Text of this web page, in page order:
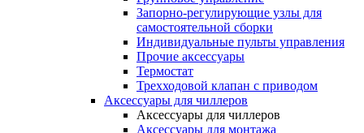
Запорно-регулирующие узлы для
самостоятельной сборки
Индивидуальные пульты управления
Прочие аксессуары
Термостат
Трехходовой клапан с приводом
Аксессуары для чиллеров
Аксессуары для чиллеров
Аксессуары для монтажа